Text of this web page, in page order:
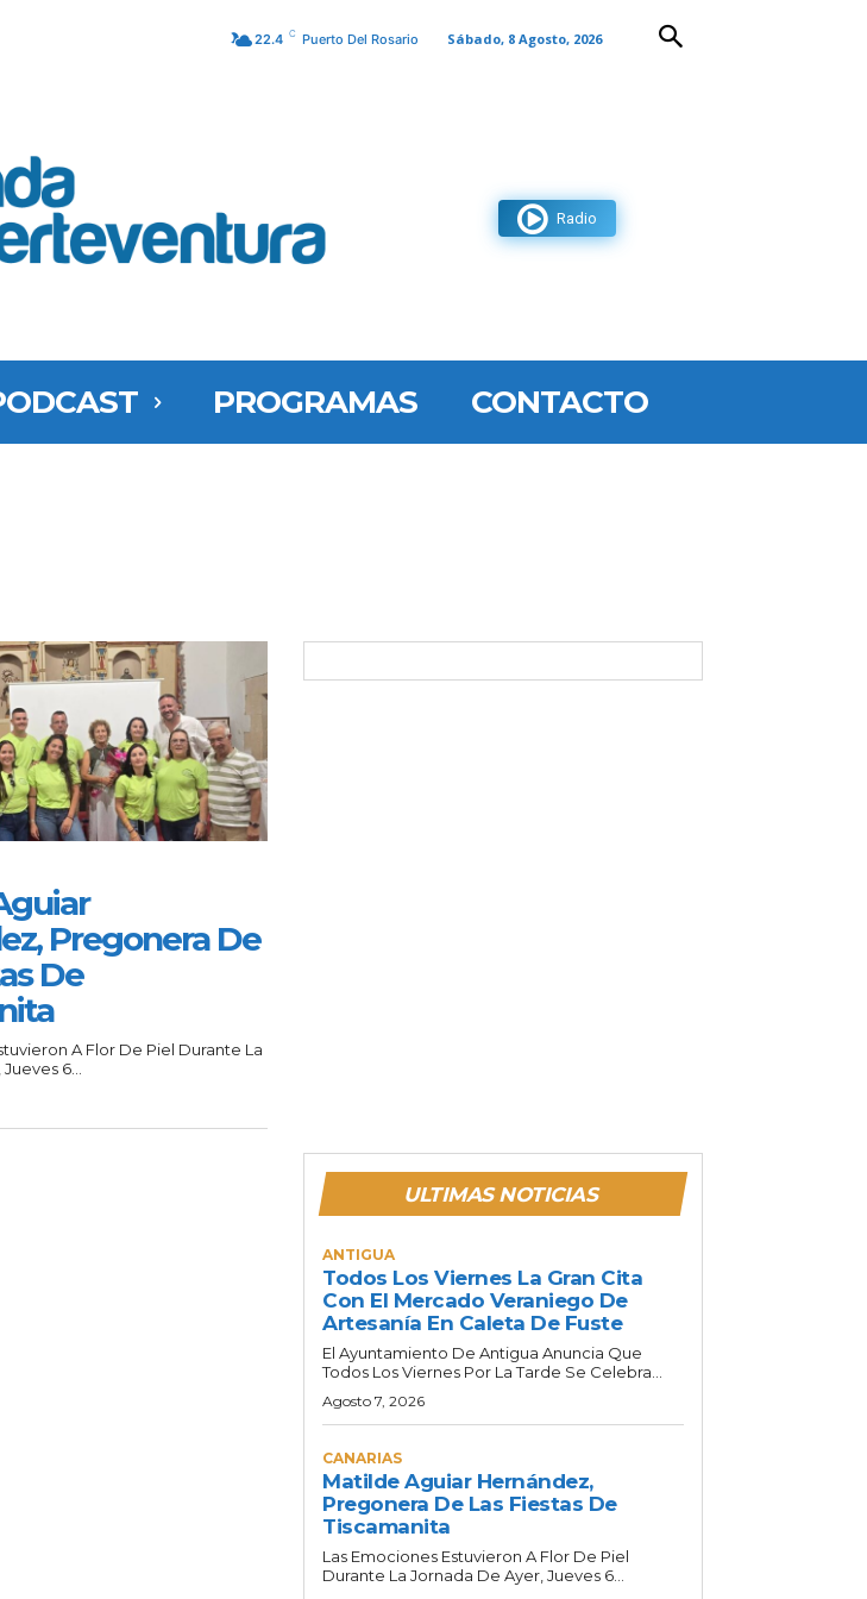
22.4 C Puerto Del Rosario Sábado, 8 Agosto, 2026
Radio
PROGRAMAS CONTACTO
Pregonera De
De
A Flor De Piel Durante La
6...
ULTIMAS NOTICIAS
ANTIGUA
Todos Los Viernes La Gran Cita
Con El Mercado Veraniego De
Artesanía En Caleta De Fuste
El Ayuntamiento De Antigua Anuncia Que
Todos Los Viernes Por La Tarde Se Celebra...
Agosto 7, 2026
CANARIAS
Matilde Aguiar Hernández,
Pregonera De Las Fiestas De
Tiscamanita
Las Emociones Estuvieron A Flor De Piel
Durante La Jornada De Ayer, Jueves 6...